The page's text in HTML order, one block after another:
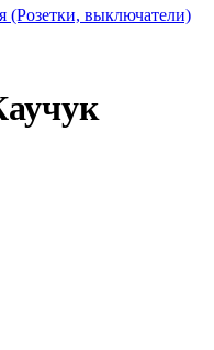
(Розетки, выключатели)